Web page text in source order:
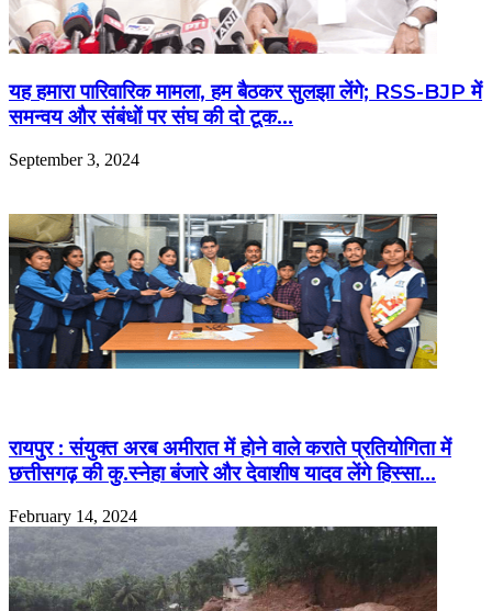
यह हमारा पारिवारिक मामला, हम बैठकर सुलझा लेंगे; RSS-BJP में
समन्वय और संबंधों पर संघ की दो टूक…
September 3, 2024
रायपुर : संयुक्त अरब अमीरात में होने वाले कराते प्रतियोगिता में
छत्तीसगढ़ की कु.स्नेहा बंजारे और देवाशीष यादव लेंगे हिस्सा…
February 14, 2024